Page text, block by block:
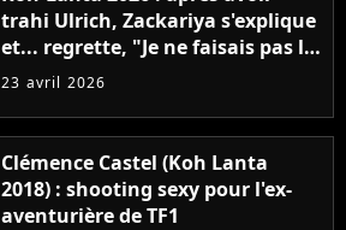
trahi Ulrich, Zackariya s'explique
et... regrette, "Je ne faisais pas le
malin"
23 avril 2026
Clémence Castel (Koh Lanta
2018) : shooting sexy pour l'ex-
aventurière de TF1